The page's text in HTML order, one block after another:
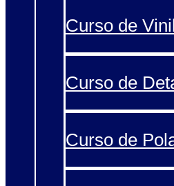
Curso de
Curso de
Curso de